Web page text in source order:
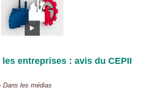
entreprises : avis du CEPII
Dans les médias